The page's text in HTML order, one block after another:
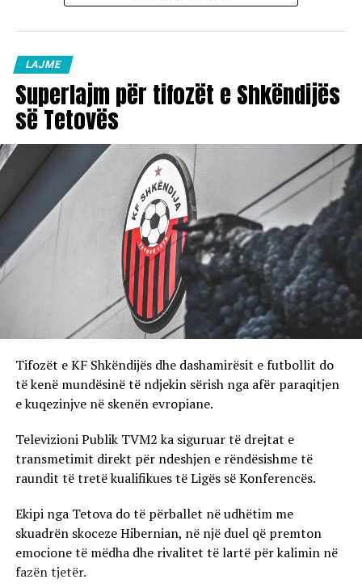
LAJME
Superlajm për tifozët e Shkëndijës
së Tetovës
Tifozët e KF Shkëndijës dhe dashamirësit e futbollit do
të kenë mundësinë të ndjekin sërish nga afër paraqitjen
e kuqezinjve në skenën evropiane.
Televizioni Publik TVM2 ka siguruar të drejtat e
transmetimit direkt për ndeshjen e rëndësishme të
raundit të tretë kualifikues të Ligës së Konferencës.
Ekipi nga Tetova do të përballet në udhëtim me
skuadrën skoceze Hibernian, në një duel që premton
emocione të mëdha dhe rivalitet të lartë për kalimin në
fazën tjetër.